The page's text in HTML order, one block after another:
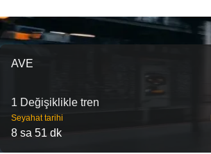
AVE
1 Değişiklikle tren
Seyahat tarihi
8 sa 51 dk